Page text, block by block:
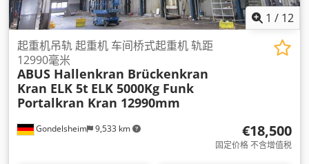
1 / 12
Gondelsheim 9,533 km
起重机吊轨 起重机 车间桥式起重机 轨距
12990毫米
ABUS Hallenkran Brückenkran
Kran ELK 5t ELK 5000Kg Funk
Portalkran Kran 12990mm
€18,500
固定价格 不含增值税